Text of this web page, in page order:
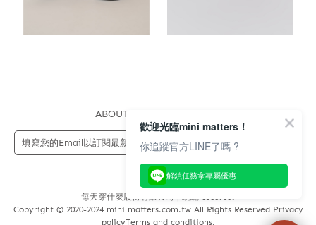
ABOUT US
每天穿什麼股份有限公司 | 統編 83689089
Copyright © 2020-2024 mini matters.com.tw All Rights Reserved Privacy
policyTerms and conditions.
歡迎光臨mini matters！
你追蹤官方LINE了嗎 ?
解鎖任務拿專屬優惠